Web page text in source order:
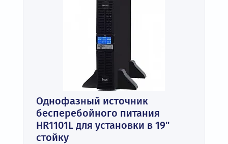
Однофазный источник
бесперебойного питания
HR1101L для установки в 19"
стойку